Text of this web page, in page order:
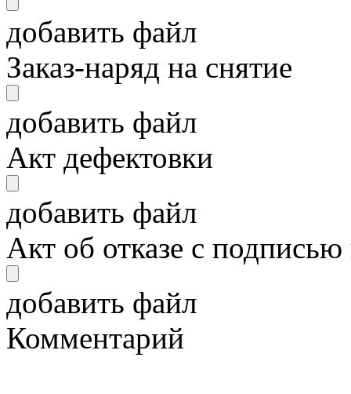
добавить файл
Заказ-наряд на снятие
добавить файл
Акт дефектовки
добавить файл
Акт об отказе с
добавить файл
Комментарий